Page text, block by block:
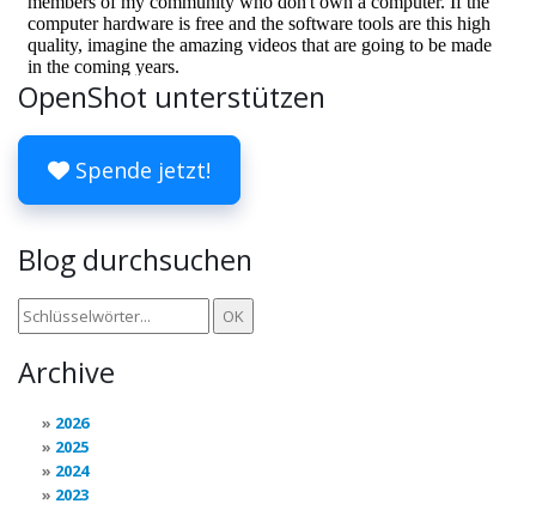
OpenShot unterstützen
Spende jetzt!
Blog durchsuchen
Archive
2026
2025
2024
2023